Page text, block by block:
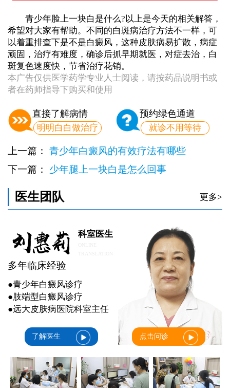
青少年脸上一块白是什么?以上是今天的相关解答，
希望对大家有帮助。不同的白斑病治疗方法不一样，可
以着重排查下是不是白癜风，这种皮肤病易扩散，病症
顽固，治疗有难度，确诊后抓早期就医，对症去治，白
斑复色速度快，节省治疗花销。
本广告仅供医学药学专业人士阅读，请按药品说明书或
者在药师指导下购买和使用
直接了解病情
明明白白做治疗
预约绿色通道
就诊不用等待
上一篇： 青少年白癜风的有效疗法有哪些
下一篇： 少年腿上一块白是怎么回事
医生团队 更多>
科室医生
多年临床经验
●青少年白癜风诊疗
●肢端型白癜风诊疗
●远大皮肤病医院科室主任
了解医生 点击问诊